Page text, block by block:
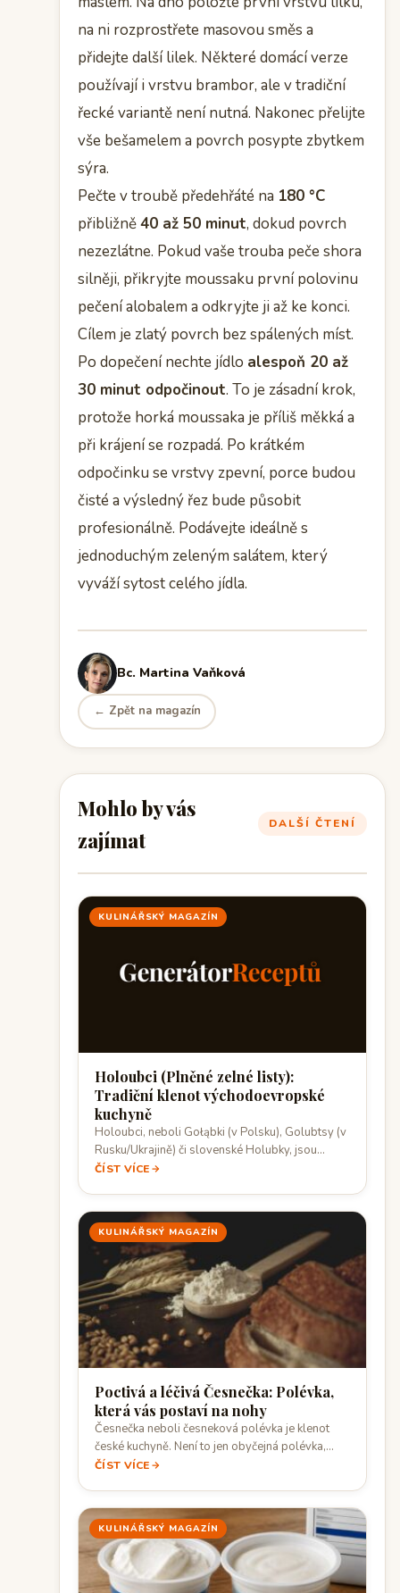
na ni rozprostřete masovou směs a
přidejte další lilek. Některé domácí verze
používají i vrstvu brambor, ale v tradiční
řecké variantě není nutná. Nakonec přelijte
vše bešamelem a povrch posypte zbytkem
sýra.
Pečte v troubě předehřáté na 180 °C
přibližně40 až 50 minut, dokud povrch
nezezlátne. Pokud vaše trouba peče shora
silněji, přikryjte moussaku první polovinu
pečení alobalem a odkryjte ji až ke konci.
Cílem je zlatý povrch bez spálených míst.
Po dopečení nechte jídlo alespoň 20 až
30 minut odpočinout. To je zásadní krok,
protože horká moussaka je příliš měkká a
při krájení se rozpadá. Po krátkém
odpočinku se vrstvy zpevní, porce budou
čisté a výsledný řez bude působit
profesionálně. Podávejte ideálně s
jednoduchým zeleným salátem, který
vyváží sytost celého jídla.
Bc. Martina Vaňková
← Zpět na magazín
Mohlo by vás
zajímat
DALŠÍ ČTENÍ
KULINÁŘSKÝ MAGAZÍN
Holoubci (Plněné zelné listy):
Tradiční klenot východoevropské
kuchyně
Holoubci, neboli Gołąbki (v Polsku), Golubtsy (v
Rusku/Ukrajině) či slovenské Holubky, jsou
klasickým, hřejivým jídlem. Jde o mleté maso a…
ČÍST VÍCE
KULINÁŘSKÝ MAGAZÍN
Poctivá a léčivá Česnečka: Polévka,
která vás postaví na nohy
Česnečka neboli česneková polévka je klenot
české kuchyně. Není to jen obyčejná polévka,
ale…
ČÍST VÍCE
KULINÁŘSKÝ MAGAZÍN